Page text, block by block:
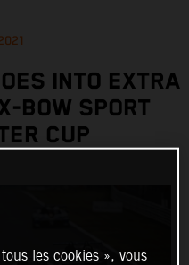
INTO EXTRA
BOW SPORT
CUP
les cookies », vous